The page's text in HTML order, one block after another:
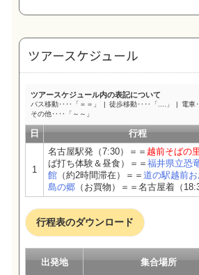
ツアースケジュール
ツアースケジュール内の表記について
バス移動‥‥「＝＝」 徒歩移動‥‥「....」
電車
その他‥‥「～～」
日 行程
1
名古屋駅発（7:30）＝＝ 越前そばの
ば打ち体験＆昼食）＝＝ 福井県立恐
館 （約2時間滞在）＝＝ 道の駅越前
島の郷 （お買物）＝＝名古屋着（
行程表のダウンロード
出発地 集合場所